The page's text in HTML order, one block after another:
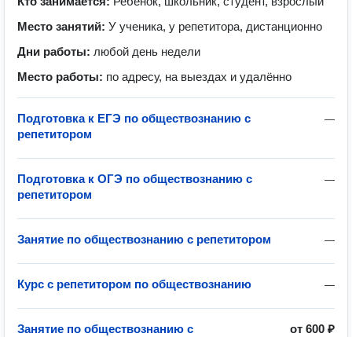
Место занятий: У ученика, у репетитора, дистанционно
Дни работы: любой день недели
Место работы: по адресу, на выездах и удалённо
—
Подготовка к ЕГЭ по обществознанию с
репетитором
—
Подготовка к ОГЭ по обществознанию с
репетитором
—
Занятие по обществознанию с репетитором
—
Курс с репетитором по обществознанию
от 600 ₽
Занятие по обществознанию с